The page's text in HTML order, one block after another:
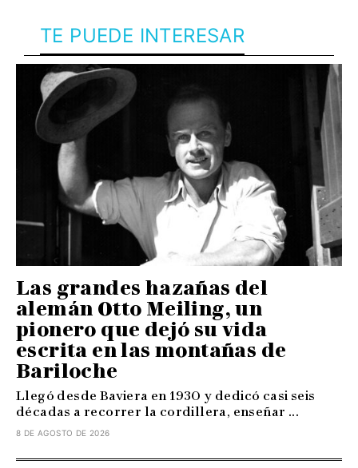
TE PUEDE INTERESAR
Las grandes hazañas del
alemán Otto Meiling, un
pionero que dejó su vida
escrita en las montañas de
Bariloche
Llegó desde Baviera en 1930 y dedicó casi seis
décadas a recorrer la cordillera, enseñar ...
8 DE AGOSTO DE 2026